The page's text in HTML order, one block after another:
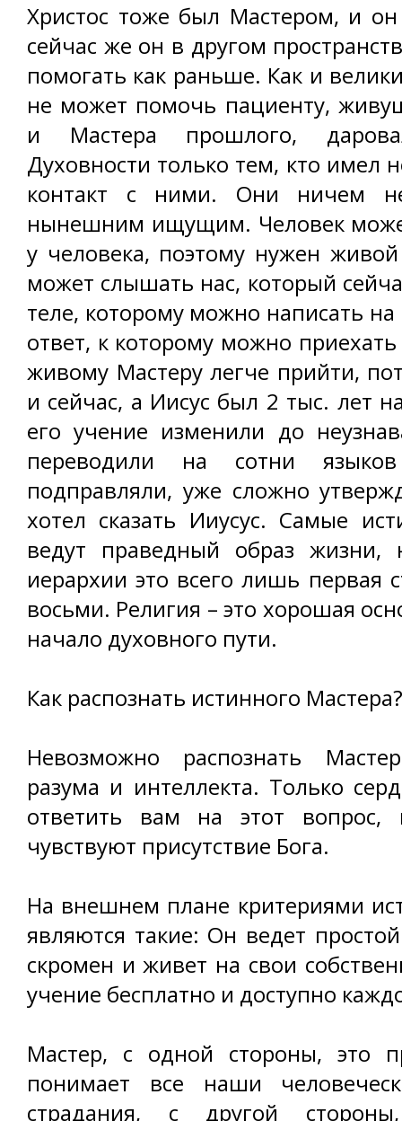
Христос тоже был Мастером, и
сейчас же он в другом
помогать как раньше. Как и
не может помочь пациенту,
и Мастера прошлого,
Духовности только тем, кто имел
контакт с ними. Они ничем
нынешним ищущим. Человек
у человека, поэтому нужен
может слышать нас, который
теле, которому можно написать
ответ, к которому можно
живому Мастеру легче прийти,
и сейчас, а Иисус был 2 тыс. лет
его учение изменили до
переводили на сотни
подправляли, уже сложно
хотел сказать Ииусус. Самые
ведут праведный образ жизни,
иерархии это всего лишь первая
восьми. Религия – это хорошая
начало духовного пути.
Как распознать истинного Мастера?
Невозможно распознать
разума и интеллекта. Только
ответить вам на этот
чувствуют присутствие Бога.
На внешнем плане критериями
являются такие: Он ведет
скромен и живет на свои
учение бесплатно и доступно
Мастер, с одной стороны, это
понимает все наши
страдания, с другой